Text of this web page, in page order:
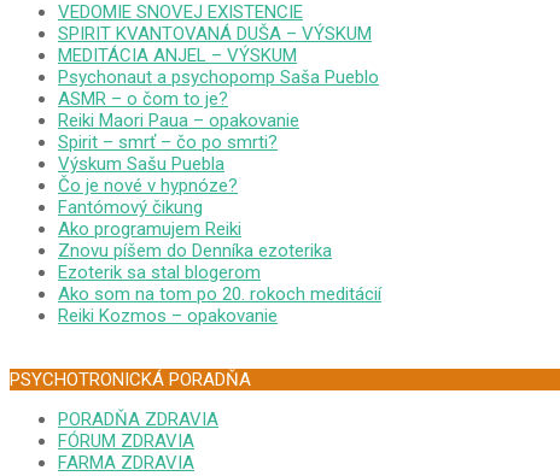
VEDOMIE SNOVEJ EXISTENCIE
SPIRIT KVANTOVANÁ DUŠA – VÝSKUM
MEDITÁCIA ANJEL – VÝSKUM
Psychonaut a psychopomp Saša Pueblo
ASMR – o čom to je?
Reiki Maori Paua – opakovanie
Spirit – smrť – čo po smrti?
Výskum Sašu Puebla
Čo je nové v hypnóze?
Fantómový čikung
Ako programujem Reiki
Znovu píšem do Denníka ezoterika
Ezoterik sa stal blogerom
Ako som na tom po 20. rokoch meditácií
Reiki Kozmos – opakovanie
PSYCHOTRONICKÁ PORADŇA
PORADŇA ZDRAVIA
FÓRUM ZDRAVIA
FARMA ZDRAVIA